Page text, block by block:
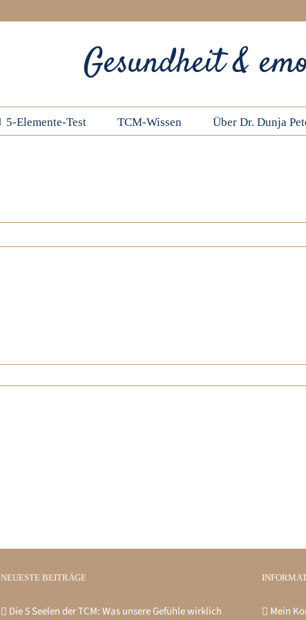
Gesundheit &
5-Elemente-Test TCM-Wissen Über Dr. Dunja
NEUESTE BEITRÄGE
Die 5 Seelen der TCM: Was unsere Gefühle wirklich Mein